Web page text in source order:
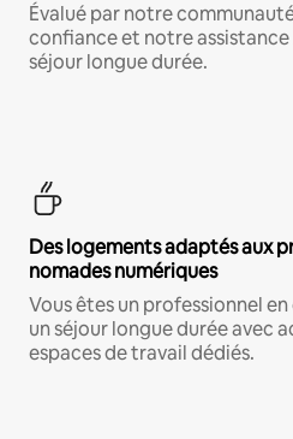
Évalué par notre
confiance et notre
séjour longue durée.
Des logements adaptés aux
nomades numériques
Vous êtes un professionnel
un séjour longue durée avec
espaces de travail dédiés.